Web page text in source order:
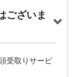
ございま
受取りサービ